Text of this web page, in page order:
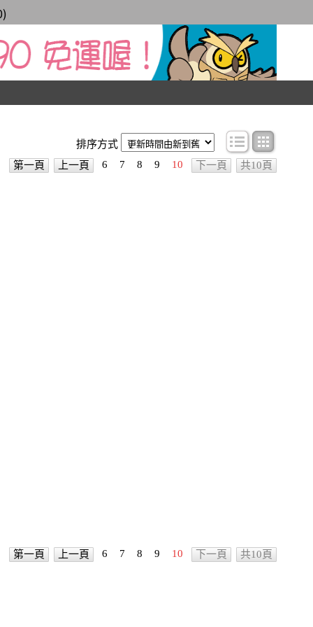
)
排序方式
條目顯示
第一頁 上一頁 6 7 8 9 10 下一頁 共10頁
第一頁 上一頁 6 7 8 9 10 下一頁 共10頁